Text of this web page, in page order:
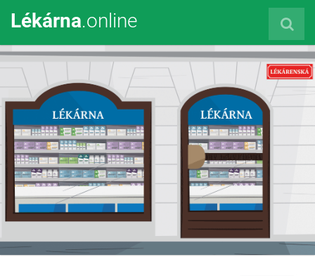
Lékárna.online